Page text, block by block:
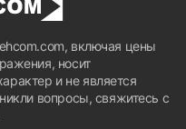
включая цены
носит
и не является
вопросы, свяжитесь с